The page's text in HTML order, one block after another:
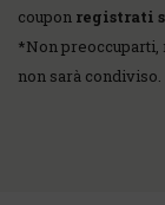
coupon registrati
*Non
non sarà condiviso.